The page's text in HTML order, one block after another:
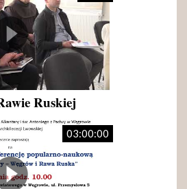
Ruskiej
03:00:00